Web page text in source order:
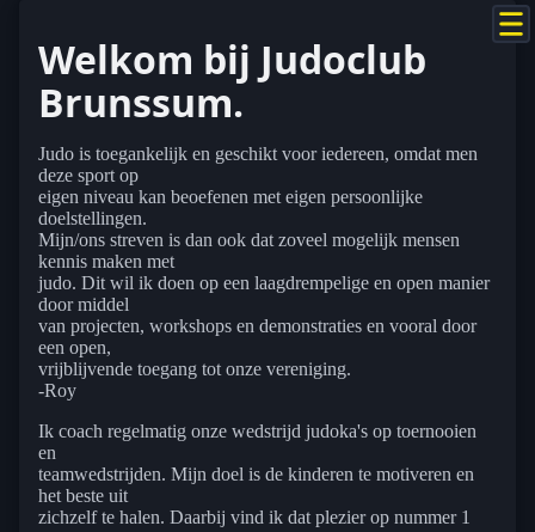
Welkom bij Judoclub
Brunssum.
Judo is toegankelijk en geschikt voor iedereen, omdat men
deze sport op
eigen niveau kan beoefenen met eigen persoonlijke
doelstellingen.
Mijn/ons streven is dan ook dat zoveel mogelijk mensen
kennis maken met
judo. Dit wil ik doen op een laagdrempelige en open manier
door middel
van projecten, workshops en demonstraties en vooral door
een open,
vrijblijvende toegang tot onze vereniging.
-Roy
Ik coach regelmatig onze wedstrijd judoka's op toernooien
en
teamwedstrijden. Mijn doel is de kinderen te motiveren en
het beste uit
zichzelf te halen. Daarbij vind ik dat plezier op nummer 1